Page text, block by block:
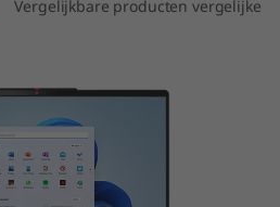
Vergelijkbare producten vergelijken